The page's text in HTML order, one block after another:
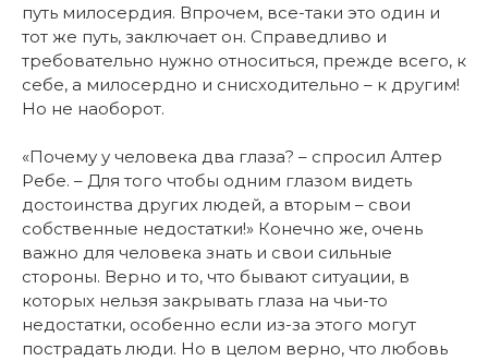
путь милосердия. Впрочем, все-таки это один и
тот же путь, заключает он. Справедливо и
требовательно нужно относиться, прежде всего, к
себе, а милосердно и снисходительно – к другим!
Но не наоборот.
«Почему у человека два глаза? – спросил Алтер
Ребе. – Для того чтобы одним глазом видеть
достоинства других людей, а вторым – свои
собственные недостатки!» Конечно же, очень
важно для человека знать и свои сильные
стороны. Верно и то, что бывают ситуации, в
которых нельзя закрывать глаза на чьи-то
недостатки, особенно если из-за этого могут
пострадать люди. Но в целом верно, что любовь